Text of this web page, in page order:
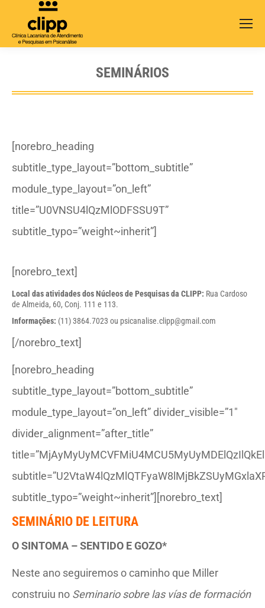
SEMINÁRIOS
[norebro_heading
subtitle_type_layout=”bottom_subtitle”
module_type_layout=”on_left”
title=”U0VNSU4lQzMlODFSSU9T”
subtitle_typo=”weight~inherit”]
[norebro_text]
Local das atividades dos Núcleos de Pesquisas da CLIPP: Rua Cardoso
de Almeida, 60, Conj. 111 e 113.
Informações: (11) 3864.7023 ou psicanalise.clipp@gmail.com
[/norebro_text]
[norebro_heading
subtitle_type_layout=”bottom_subtitle”
module_type_layout=”on_left” divider_visible=”1″
divider_alignment=”after_title”
subtitle_typo=”weight~inherit”][norebro_text]
SEMINÁRIO DE LEITURA
O SINTOMA – SENTIDO E GOZO*
Neste ano seguiremos o caminho que Miller
construiu no Seminario sobre las vías de formación